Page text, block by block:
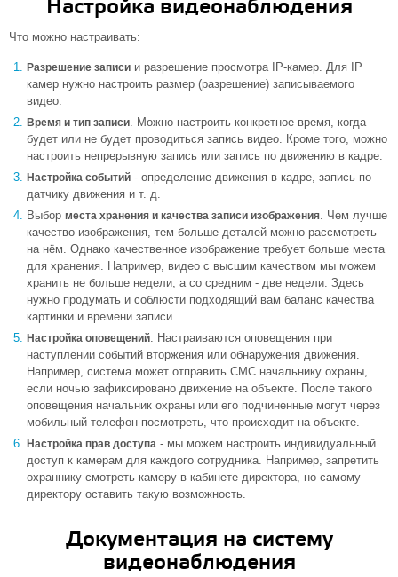
Настройка видеонаблюдения
Что можно настраивать:
Разрешение записи и разрешение просмотра IP-камер. Для IP
камер нужно настроить размер (разрешение) записываемого
видео.
Время и тип записи. Можно настроить конкретное время, когда
будет или не будет проводиться запись видео. Кроме того, можно
настроить непрерывную запись или запись по движению в кадре.
Настройка событий - определение движения в кадре, запись по
датчику движения и т. д.
Выбор места хранения и качества записи изображения. Чем лучше
качество изображения, тем больше деталей можно рассмотреть
на нём. Однако качественное изображение требует больше места
для хранения. Например, видео с высшим качеством мы можем
хранить не больше недели, а со средним - две недели. Здесь
нужно продумать и соблюсти подходящий вам баланс качества
картинки и времени записи.
Настройка оповещений. Настраиваются оповещения при
наступлении событий вторжения или обнаружения движения.
Например, система может отправить СМС начальнику охраны,
если ночью зафиксировано движение на объекте. После такого
оповещения начальник охраны или его подчиненные могут через
мобильный телефон посмотреть, что происходит на объекте.
Настройка прав доступа - мы можем настроить индивидуальный
доступ к камерам для каждого сотрудника. Например, запретить
охраннику смотреть камеру в кабинете директора, но самому
директору оставить такую возможность.
Документация на систему
видеонаблюдения